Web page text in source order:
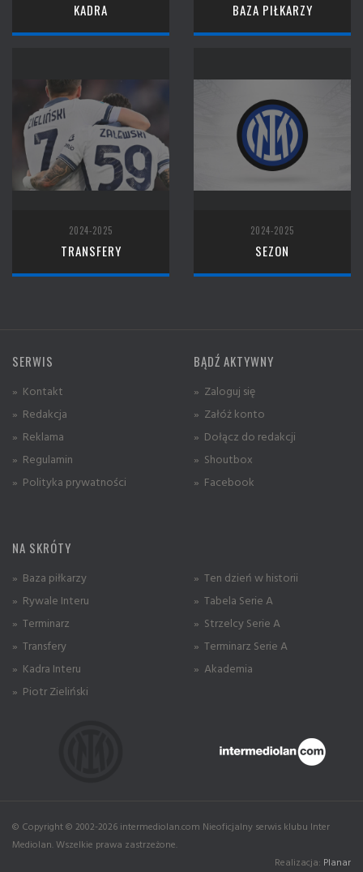
KADRA BAZA PIŁKARZY
2024-2025
TRANSFERY
2024-2025
SEZON
SERWIS
» Kontakt
» Redakcja
» Reklama
» Regulamin
» Polityka prywatności
BĄDŹ AKTYWNY
» Zaloguj się
» Załóż konto
» Dołącz do redakcji
» Shoutbox
» Facebook
NA SKRÓTY
» Baza piłkarzy
» Rywale Interu
» Terminarz
» Transfery
» Kadra Interu
» Piotr Zieliński
» Ten dzień w historii
» Tabela Serie A
» Strzelcy Serie A
» Terminarz Serie A
» Akademia
© Copyright © 2002-2026 intermediolan.com Nieoficjalny serwis klubu Inter
Mediolan. Wszelkie prawa zastrzeżone.
Realizacja: Planar